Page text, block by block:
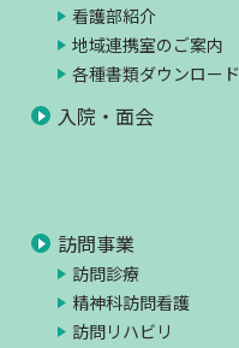
看護部紹介
地域連携室のご案内
各種書類ダウンロード
入院・面会
訪問事業
訪問診療
精神科訪問看護
訪問リハビリ